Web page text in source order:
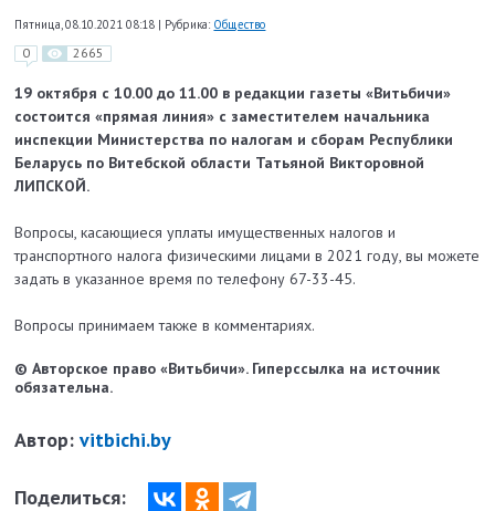
Пятница, 08.10.2021 08:18 | Рубрика: Общество
0 2665
19 октября с 10.00 до 11.00 в редакции газеты «Витьбичи»
состоится «прямая линия» с заместителем начальника
инспекции Министерства по налогам и сборам Республики
Беларусь по Витебской области Татьяной Викторовной
ЛИПСКОЙ.
Вопросы, касающиеся уплаты имущественных налогов и
транспортного налога физическими лицами в 2021 году, вы можете
задать в указанное время по телефону 67-33-45.
Вопросы принимаем также в комментариях.
© Авторское право «Витьбичи». Гиперссылка на источник
обязательна.
Автор:vitbichi.by
Поделиться: